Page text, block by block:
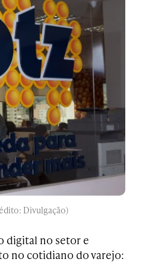
Divulgação)
digital no setor e
no cotidiano do varejo: